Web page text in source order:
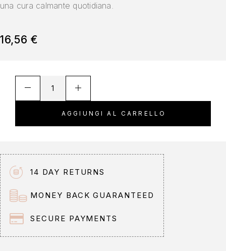
una cura calmante quotidiana.
16,56 €
AGGIUNGI AL CARRELLO
a
t
i
v
e
:
14 DAY RETURNS
MONEY BACK GUARANTEED
SECURE PAYMENTS